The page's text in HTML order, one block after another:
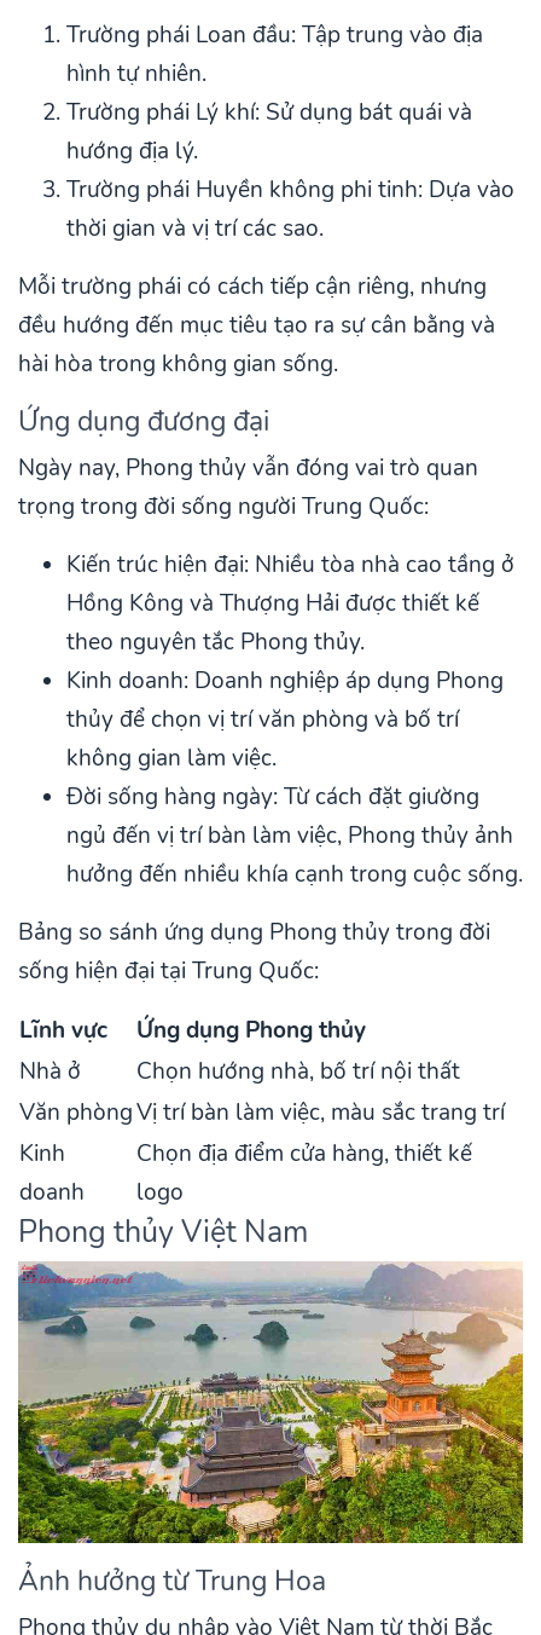
Trường phái Loan đầu: Tập trung vào địa
hình tự nhiên.
Trường phái Lý khí: Sử dụng bát quái và
hướng địa lý.
Trường phái Huyền không phi tinh: Dựa vào
thời gian và vị trí các sao.
Mỗi trường phái có cách tiếp cận riêng, nhưng
đều hướng đến mục tiêu tạo ra sự cân bằng và
hài hòa trong không gian sống.
Ứng dụng đương đại
Ngày nay, Phong thủy vẫn đóng vai trò quan
trọng trong đời sống người Trung Quốc:
Kiến trúc hiện đại: Nhiều tòa nhà cao tầng ở
Hồng Kông và Thượng Hải được thiết kế
theo nguyên tắc Phong thủy.
Kinh doanh: Doanh nghiệp áp dụng Phong
thủy để chọn vị trí văn phòng và bố trí
không gian làm việc.
Đời sống hàng ngày: Từ cách đặt giường
ngủ đến vị trí bàn làm việc, Phong thủy ảnh
hưởng đến nhiều khía cạnh trong cuộc sống.
Bảng so sánh ứng dụng Phong thủy trong đời
sống hiện đại tại Trung Quốc:
Lĩnh vực
Ứng dụng Phong thủy
Nhà ở
Chọn hướng nhà, bố trí nội thất
Văn phòngVị trí bàn làm việc, màu sắc trang trí
Kinh
doanh
Chọn địa điểm cửa hàng, thiết kế
logo
Phong thủy Việt Nam
Ảnh hưởng từ Trung Hoa
Phong thủy du nhập vào Việt Nam từ thời Bắc